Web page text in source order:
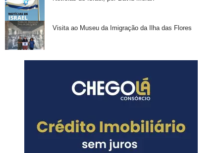
Visita ao Museu da Imigração da Ilha das Flores